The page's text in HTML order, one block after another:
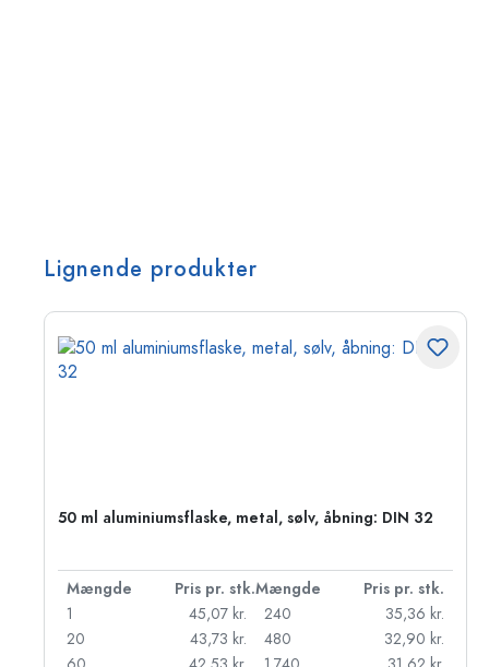
Lignende produkter
50 ml aluminiumsflaske, metal, sølv, åbning: DIN 32
Mængde Pris pr. stk.Mængde
Pris pr. stk.
1
45,07 kr.
20
43,73 kr.
240
35,36 kr.
480
32,90 kr.